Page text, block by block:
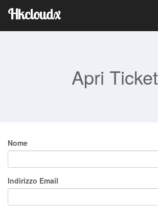
Hkcloudx
Apri Ticket
Nome
Indirizzo Email